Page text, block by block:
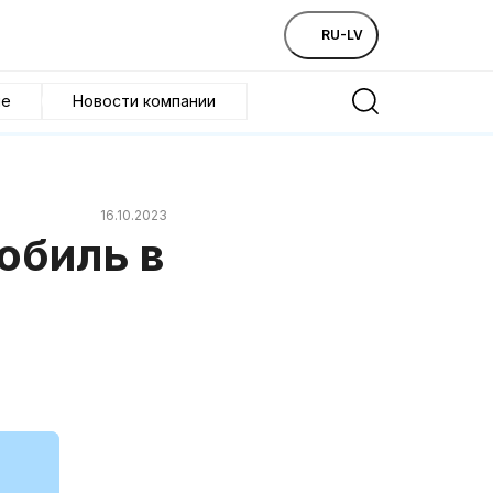
RU-LV
Новости компании
16.10.2023
в